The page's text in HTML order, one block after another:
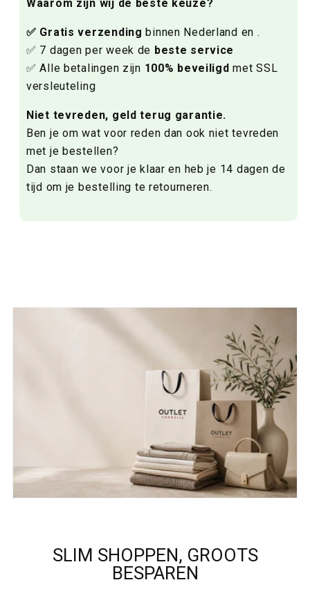
Waarom zijn wij de beste keuze?
✅ Gratis verzending binnen Nederland en .
✅ 7 dagen per week de beste service
✅ Alle betalingen zijn 100% beveiligd met SSL
versleuteling
Niet tevreden, geld terug garantie.
Ben je om wat voor reden dan ook niet tevreden
met je bestellen?
Dan staan we voor je klaar en heb je 14 dagen de
tijd om je bestelling te retourneren.
SLIM SHOPPEN, GROOTS
BESPAREN